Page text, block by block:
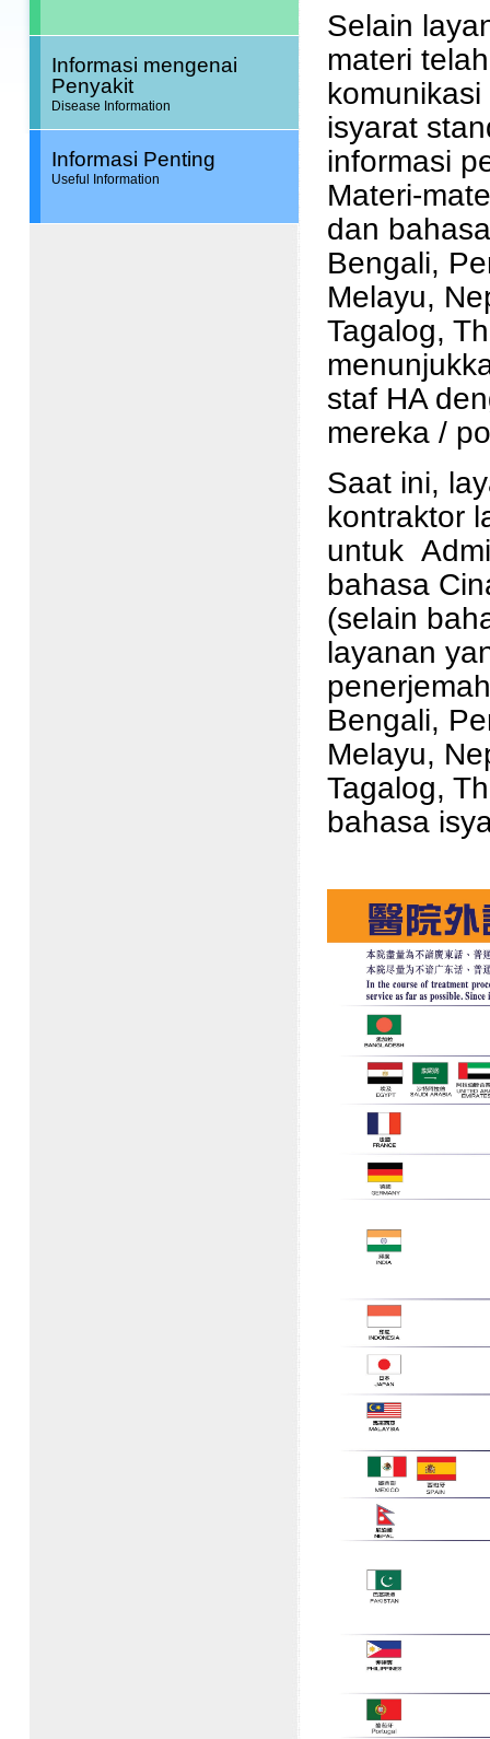
Informasi mengenai
Penyakit
Disease Information
Informasi Penting
Useful Information
Selain
materi
isyarat
informasi
Materi-
dan
Bengali,
Melayu,
Tagalog,
staf HA
mereka /
Saat ini,
kontraktor
untuk
bahasa
(selain
layanan
Bengali,
Melayu,
Tagalog,
bahasa